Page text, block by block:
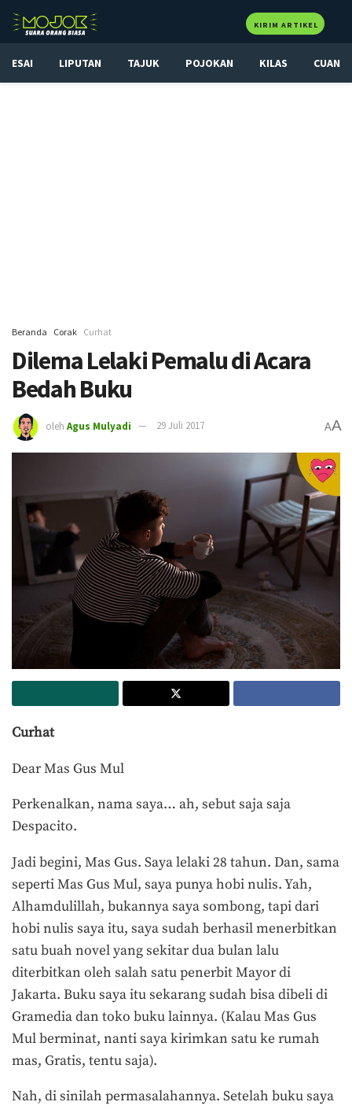
KIRIM ARTIKEL
ESAI LIPUTAN TAJUK POJOKAN KILAS CUAN
Beranda Corak Curhat
Dilema Lelaki Pemalu di Acara
Bedah Buku
oleh Agus Mulyadi 29 Juli 2017 AA
Curhat
Dear Mas Gus Mul
Perkenalkan, nama saya… ah, sebut saja saja
Despacito.
Jadi begini, Mas Gus. Saya lelaki 28 tahun. Dan, sama
seperti Mas Gus Mul, saya punya hobi nulis. Yah,
Alhamdulillah, bukannya saya sombong, tapi dari
hobi nulis saya itu, saya sudah berhasil menerbitkan
satu buah novel yang sekitar dua bulan lalu
diterbitkan oleh salah satu penerbit Mayor di
Jakarta. Buku saya itu sekarang sudah bisa dibeli di
Gramedia dan toko buku lainnya. (Kalau Mas Gus
Mul berminat, nanti saya kirimkan satu ke rumah
mas, Gratis, tentu saja).
Nah, di sinilah permasalahannya. Setelah buku saya